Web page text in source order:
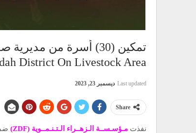
District On Livestock Area
Last updated ديسمبر 23, 2023
Share
نفذت مـؤسـســة الـزهــراء الـتـنـمــوية (ZDF)